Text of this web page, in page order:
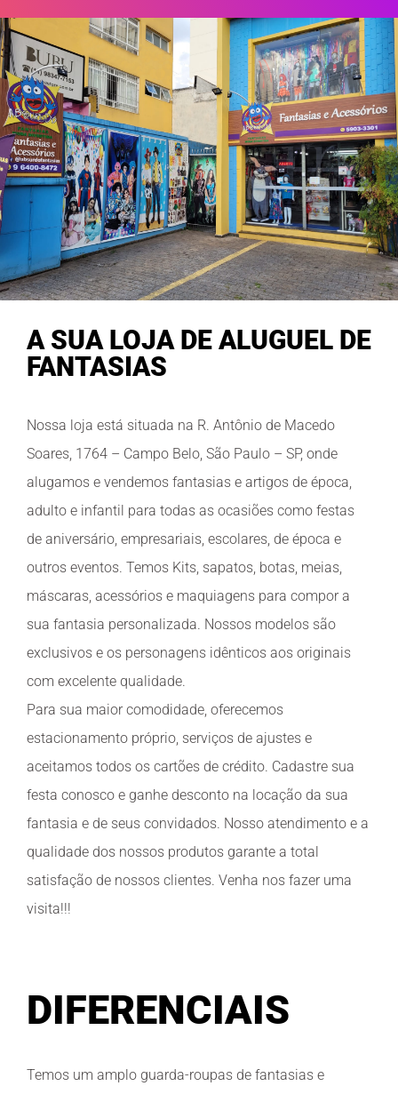
A SUA LOJA DE ALUGUEL DE
FANTASIAS
Nossa loja está situada na R. Antônio de Macedo
Soares, 1764 – Campo Belo, São Paulo – SP, onde
alugamos e vendemos fantasias e artigos de época,
adulto e infantil para todas as ocasiões como festas
de aniversário, empresariais, escolares, de época e
outros eventos. Temos Kits, sapatos, botas, meias,
máscaras, acessórios e maquiagens para compor a
sua fantasia personalizada. Nossos modelos são
exclusivos e os personagens idênticos aos originais
com excelente qualidade.
Para sua maior comodidade, oferecemos
estacionamento próprio, serviços de ajustes e
aceitamos todos os cartões de crédito. Cadastre sua
festa conosco e ganhe desconto na locação da sua
fantasia e de seus convidados. Nosso atendimento e a
qualidade dos nossos produtos garante a total
satisfação de nossos clientes. Venha nos fazer uma
visita!!!
DIFERENCIAIS
Temos um amplo guarda-roupas de fantasias e